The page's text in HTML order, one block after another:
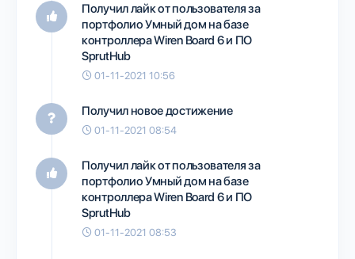
Получил лайк от пользователяза
портфолиоУмный дом на базе
контроллера Wiren Board 6 и ПО
SprutHub
01-11-2021 10:56
Получил новое достижение
01-11-2021 08:54
Получил лайк от пользователяза
портфолиоУмный дом на базе
контроллера Wiren Board 6 и ПО
SprutHub
01-11-2021 08:53